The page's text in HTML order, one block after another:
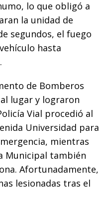
lo que obligó a
la unidad de
segundos, el fuego
hasta
de Bomberos
lugar y lograron
Vial procedió al
Universidad para
mientras
Municipal también
Afortunadamente,
lesionadas tras el